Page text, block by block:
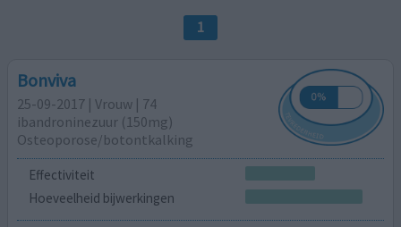
1
Bonviva
25-09-2017 | Vrouw | 74
ibandroninezuur (150mg)
Osteoporose/botontkalking
Effectiviteit
Hoeveelheid bijwerkingen